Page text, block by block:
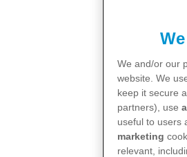
We and/or our
website. We
keep it secure
partners), use
useful to users
marketing
relevant,